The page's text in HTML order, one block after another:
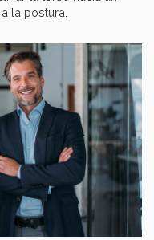
la postura.